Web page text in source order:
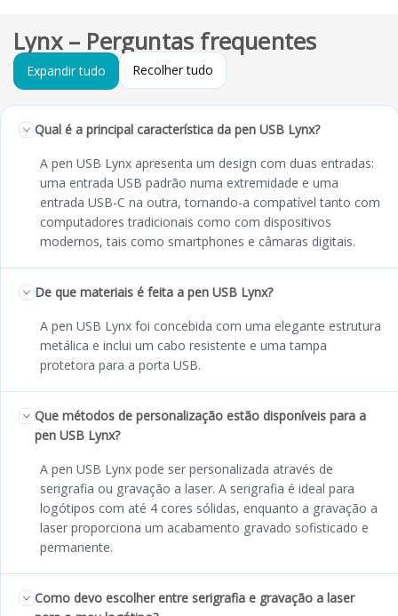
Lynx – Perguntas frequentes
Expandir tudo Recolher tudo
Qual é a principal característica da pen USB Lynx?
A pen USB Lynx apresenta um design com duas entradas:
uma entrada USB padrão numa extremidade e uma
entrada USB-C na outra, tornando-a compatível tanto com
computadores tradicionais como com dispositivos
modernos, tais como smartphones e câmaras digitais.
De que materiais é feita a pen USB Lynx?
A pen USB Lynx foi concebida com uma elegante estrutura
metálica e inclui um cabo resistente e uma tampa
protetora para a porta USB.
Que métodos de personalização estão disponíveis para a
pen USB Lynx?
A pen USB Lynx pode ser personalizada através de
serigrafia ou gravação a laser. A serigrafia é ideal para
logótipos com até 4 cores sólidas, enquanto a gravação a
laser proporciona um acabamento gravado sofisticado e
permanente.
Como devo escolher entre serigrafia e gravação a laser